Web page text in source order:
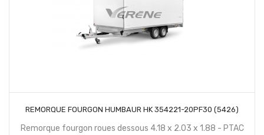
REMORQUE FOURGON HUMBAUR HK 354221-20PF30 (5426)
Remorque fourgon roues dessous 4.18 x 2.03 x 1.88 - PTAC